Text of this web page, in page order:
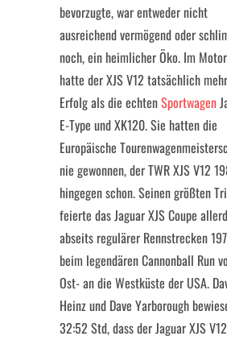
bevorzugte, war entweder nicht
ausreichend vermögend oder
noch, ein heimlicher Öko. Im
hatte der XJS V12 tatsächlich mehr
Erfolg als die echtenSportwagen
E-Type und XK120. Sie hatten die
Europäische
nie gewonnen, der TWR XJS V12
hingegen schon. Seinen größten
feierte das Jaguar XJS Coupe
abseits regulärer Rennstrecken
beim legendären Cannonball Run
Ost- an die Westküste der USA.
Heinz und Dave Yarborough
32:52 Std, dass der Jaguar XJS